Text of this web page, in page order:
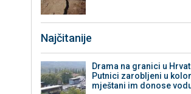
Najčitanije
Drama na granici u
Putnici zarobljeni u
mještani im donose